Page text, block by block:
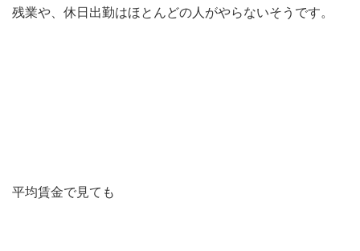
残業や、休日出勤はほとんどの人がやらないそうです。
平均賃金で見ても